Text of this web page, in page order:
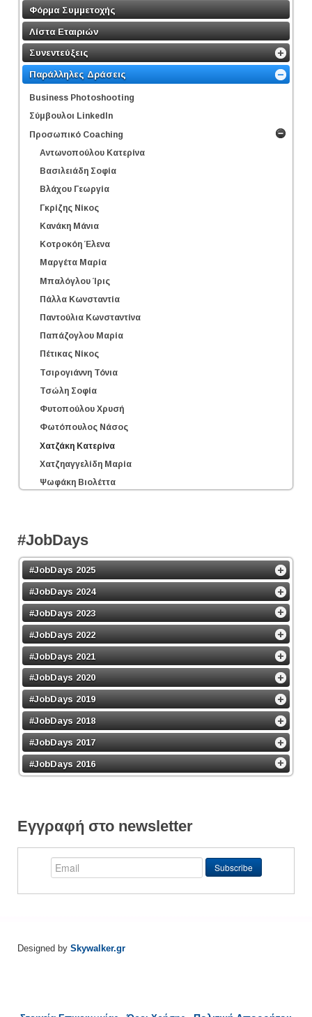
Φόρμα Συμμετοχής
Λίστα Εταιριών
Συνεντεύξεις
Παράλληλες Δράσεις
Business Photoshooting
Σύμβουλοι LinkedΙn
Προσωπικό Coaching
Αντωνοπούλου Κατερίνα
Βασιλειάδη Σοφία
Βλάχου Γεωργία
Γκρίζης Νίκος
Κανάκη Μάνια
Κοτροκόη Έλενα
Μαργέτα Μαρία
Μπαλόγλου Ίρις
Πάλλα Κωνσταντία
Παντούλια Κωνσταντίνα
Παπάζογλου Μαρία
Πέτικας Νίκος
Τσιρογιάννη Τόνια
Τσώλη Σοφία
Φυτοπούλου Χρυσή
Φωτόπουλος Νάσος
Χατζάκη Κατερίνα
Χατζηαγγελίδη Μαρία
Ψωφάκη Βιολέττα
#JobDays
#JobDays 2025
#JobDays 2024
#JobDays 2023
#JobDays 2022
#JobDays 2021
#JobDays 2020
#JobDays 2019
#JobDays 2018
#JobDays 2017
#JobDays 2016
Εγγραφή στο newsletter
Designed by Skywalker.gr